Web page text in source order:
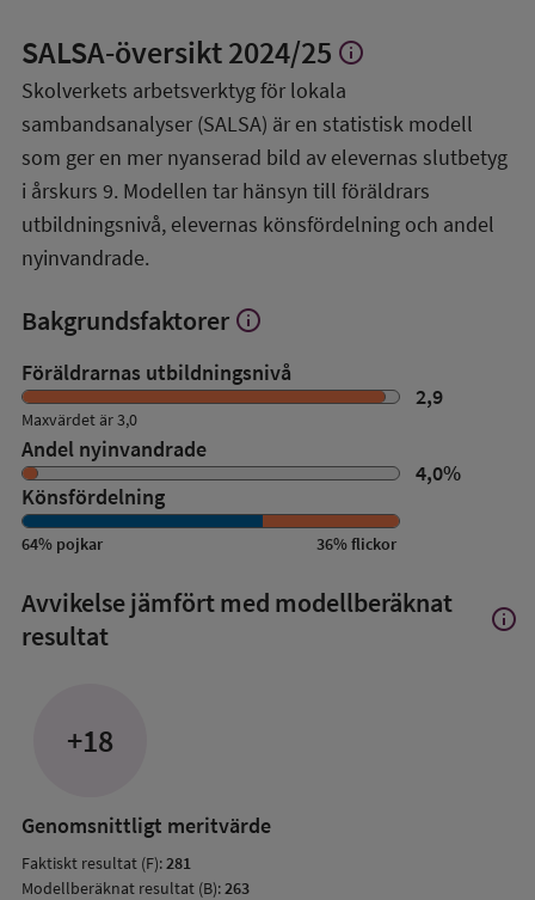
SALSA-översikt2024/25 Visa
om
SALSA-
översikt
info
Skolverkets arbetsverktyg för lokala
sambandsanalyser (SALSA) är en statistisk modell
som ger en mer nyanserad bild av elevernas slutbetyg
i årskurs 9. Modellen tar hänsyn till föräldrars
utbildningsnivå, elevernas könsfördelning och andel
nyinvandrade.
Bakgrundsfaktorer Visa
om
Bakgrundsfaktorer
info
Föräldrarnas utbildningsnivå
2,9
Maxvärdet är 3,0
Andel nyinvandrade
4,0%
Könsfördelning
64% pojkar 36%flickor
Avvikelse jämfört med modellberäknat
resultat
Visa
info
+18
Genomsnittligt meritvärde
Faktiskt resultat (F):281
Modellberäknat resultat (B):263